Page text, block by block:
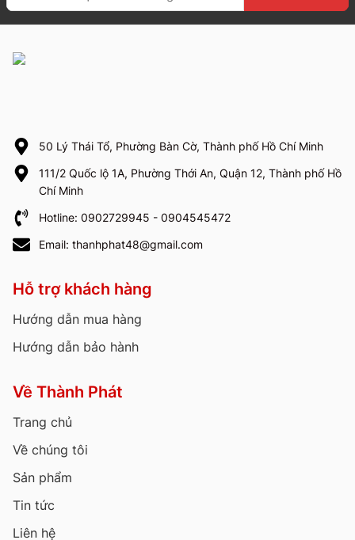
50 Lý Thái Tổ, Phường Bàn Cờ, Thành phố Hồ Chí Minh
111/2 Quốc lộ 1A, Phường Thới An, Quận 12, Thành phố Hồ
Chí Minh
Hotline: 0902729945 - 0904545472
Email: thanhphat48@gmail.com
Hỗ trợ khách hàng
Hướng dẫn mua hàng
Hướng dẫn bảo hành
Về Thành Phát
Trang chủ
Về chúng tôi
Sản phẩm
Tin tức
Liên hệ